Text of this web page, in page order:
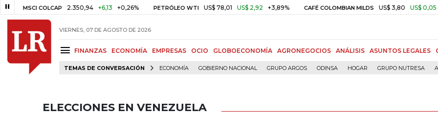
COLCAP 2.350,94 +6,13 +0,26% PETRÓLEO WTI US$ 78,01 US$ 2,92 +3,89% CAFÉ COLOMBIAN MILDS US$ 3,80 US$ 0,05 +1,40%
VIERNES, 07 DE AGOSTO DE 2026
FINANZAS ECONOMÍA EMPRESAS OCIO GLOBOECONOMÍA AGRONEGOCIOS ANÁLISIS ASUNTOS LEGALES
TEMAS DE CONVERSACIÓN ECONOMÍA GOBIERNO NACIONAL GRUPO ARGOS ODINSA HOGAR GRUPO NUTRESA
ELECCIONES EN VENEZUELA